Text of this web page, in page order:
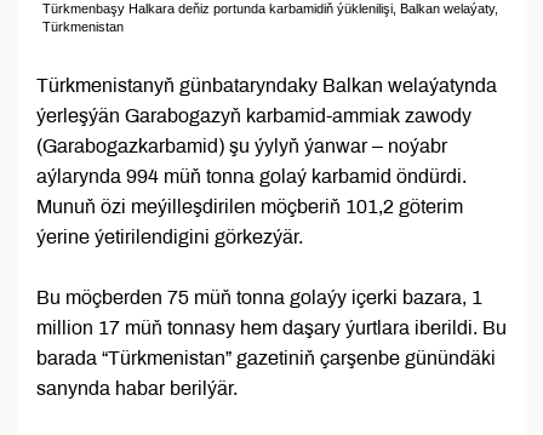
Türkmenbaşy Halkara deňiz portunda karbamidiň ýüklenilişi, Balkan welaýaty,
Türkmenistan
Türkmenistanyň günbataryndaky Balkan welaýatynda
ýerleşýän Garabogazyň karbamid-ammiak zawody
(Garabogazkarbamid) şu ýylyň ýanwar – noýabr
aýlarynda 994 müň tonna golaý karbamid öndürdi.
Munuň özi meýilleşdirilen möçberiň 101,2 göterim
ýerine ýetirilendigini görkezýär.
Bu möçberden 75 müň tonna golaýy içerki bazara, 1
million 17 müň tonnasy hem daşary ýurtlara iberildi. Bu
barada “Türkmenistan” gazetiniň çarşenbe günündäki
sanynda habar berilýär.